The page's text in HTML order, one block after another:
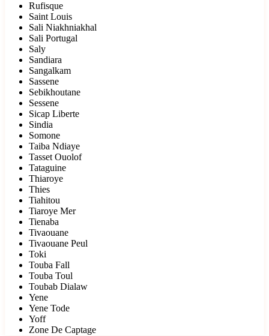
Rufisque
Saint Louis
Sali Niakhniakhal
Sali Portugal
Saly
Sandiara
Sangalkam
Sassene
Sebikhoutane
Sessene
Sicap Liberte
Sindia
Somone
Taiba Ndiaye
Tasset Ouolof
Tataguine
Thiaroye
Thies
Tiahitou
Tiaroye Mer
Tienaba
Tivaouane
Tivaouane Peul
Toki
Touba Fall
Touba Toul
Toubab Dialaw
Yene
Yene Tode
Yoff
Zone De Captage